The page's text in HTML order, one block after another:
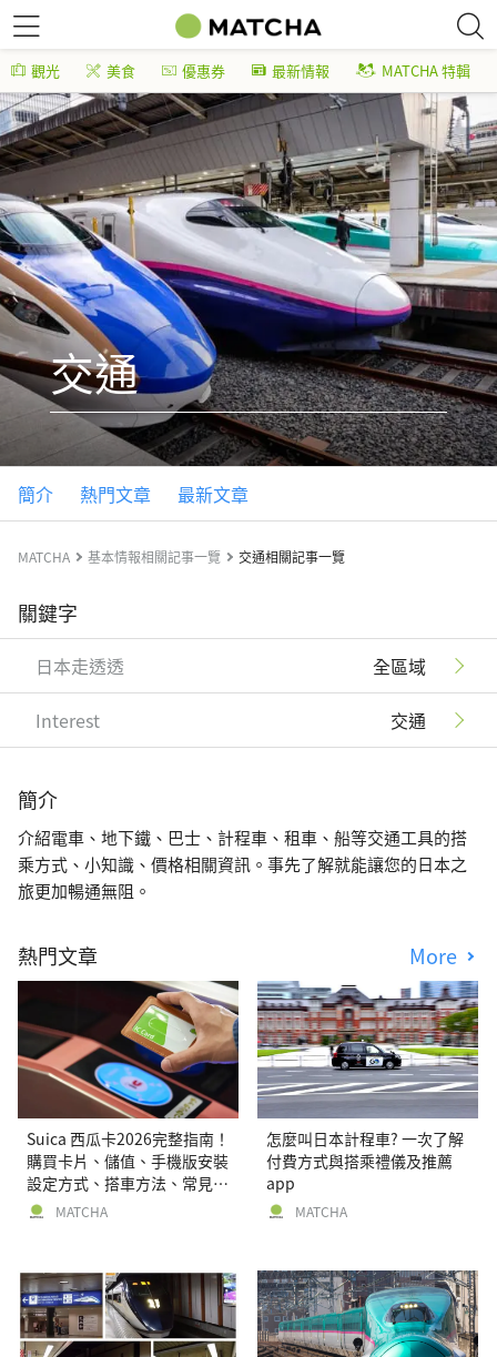
觀光 美食 優惠券 最新情報 MATCHA 特輯
交通
簡介 熱門文章 最新文章
MATCHA 基本情報相關記事一覽 交通相關記事一覽
關鍵字
日本走透透 全區域
Interest 交通
簡介
介紹電車、地下鐵、巴士、計程車、租車、船等交通工具的搭
乘方式、小知識、價格相關資訊。事先了解就能讓您的日本之
旅更加暢通無阻。
熱門文章 More
Suica 西瓜卡2026完整指南！
購買卡片、儲值、手機版安裝
設定方式、搭車方法、常見問
題解答！
MATCHA
怎麼叫日本計程車? 一次了解
付費方式與搭乘禮儀及推薦
app
MATCHA